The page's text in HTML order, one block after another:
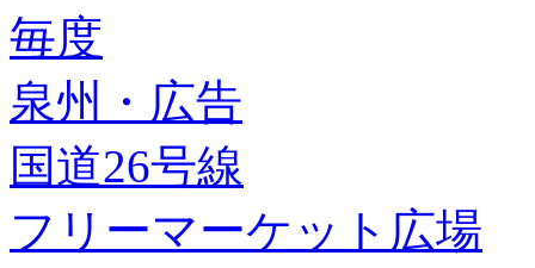
毎度
泉州・広告
国道26号線
フリーマーケット広場